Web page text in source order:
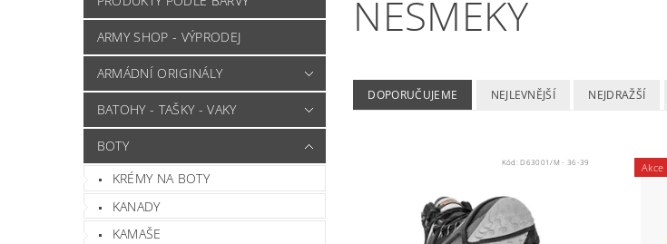
ARMY SHOP - VÝPRODEJ
ARMÁDNÍ ORIGINÁLY
BATOHY - TAŠKY - VAKY
BOTY
KRÉMY NA BOTY
KANADY
KAMAŠE
NESMEKY
DOPORUČUJEME NEJLEVNĚJŠÍ NEJDRAŽŠÍ
Kód:D63001/M - 36-39 Akce